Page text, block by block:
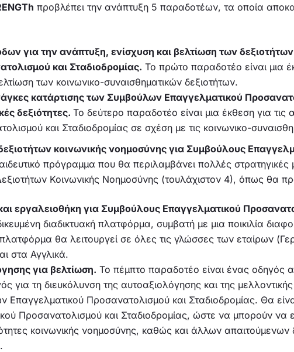
προβλέπει την ανάπτυξη 5 παραδοτέων, τα οποία
για την ανάπτυξη, ενίσχυση και βελτίωση των
και Σταδιοδρομίας. Το πρώτο παραδοτέο είναι μια
των κοινωνικο-συναισθηματικών δεξιοτήτων.
κατάρτισης των Συμβούλων Επαγγελματικού
δεξιότητες. Το δεύτερο παραδοτέο είναι μια έκθεση για
και Σταδιοδρομίας σε σχέση με τις κοινωνικο-
κοινωνικής νοημοσύνης για Συμβούλους
πρόγραμμα που θα περιλαμβάνει πολλές στρατηγικές
Κοινωνικής Νοημοσύνης (τουλάχιστον 4), όπως θα
εργαλειοθήκη για Συμβούλους Επαγγελματικού
διαδικτυακή πλατφόρμα, συμβατή με μια ποικιλία
θα λειτουργεί σε όλες τις γλώσσες των εταίρων
στα Αγγλικά.
για βελτίωση. Το πέμπτο παραδοτέο είναι ένας οδηγός
για τη διευκόλυνση της αυτοαξιολόγησης και της
Προσανατολισμού και Σταδιοδρομίας. Θα
Προσανατολισμού και Σταδιοδρομίας, ώστε να μπορούν
κοινωνικής νοημοσύνης, καθώς και άλλων